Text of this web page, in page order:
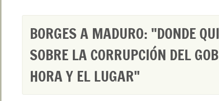
BORGES A MADURO: "DONDE
SOBRE LA CORRUPCIÓN DEL
HORA Y EL LUGAR"